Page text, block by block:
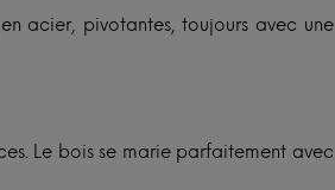
acier, pivotantes, toujours avec une
Le bois se marie parfaitement avec